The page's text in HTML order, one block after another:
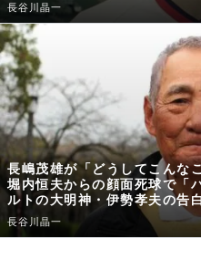
長谷川晶一
長嶋茂雄が「どうしてこんな
堀内恒夫からの顔面死球で「
ルトの大明神・伊勢孝夫の告白
長谷川晶一